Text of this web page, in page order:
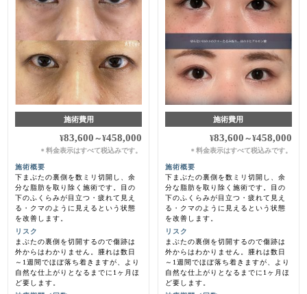
施術費用
¥83,600 ～¥458,000
＊料金表示はすべて税込みです。
施術概要
下まぶたの裏側を数ミリ切開し、余
分な脂肪を取り除く施術です。目の
下のふくらみが目立つ・疲れて見え
る・クマのように見えるという状態
を改善します。
リスク
まぶたの裏側を切開するので傷跡は
外からはわかりません。腫れは数日
～1週間でほぼ落ち着きますが、より
自然な仕上がりとなるまでに1ヶ月ほ
ど要します。
施術費用
¥83,600 ～¥458,000
＊ 料金表示はすべて税込みです。
施術概要
下まぶたの裏側を数ミリ切開し、余
分な脂肪を取り除く施術です。目の
下のふくらみが目立つ・疲れて見え
る・クマのように見えるという状態
を改善します。
リスク
まぶたの裏側を切開するので傷跡は
外からはわかりません。腫れは数日
～1週間でほぼ落ち着きますが、より
自然な仕上がりとなるまでに1ヶ月ほ
ど要します。